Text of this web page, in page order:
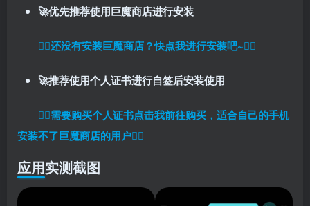
🚀优先推荐使用巨魔商店进行安装
👉🏼还没有安装巨魔商店？快点我进行安装吧~👈🏼
🚀推荐使用个人证书进行自签后安装使用
👉🏼需要购买个人证书点击我前往购买，适合自己的手机
安装不了巨魔商店的用户👈🏼
应用实测截图